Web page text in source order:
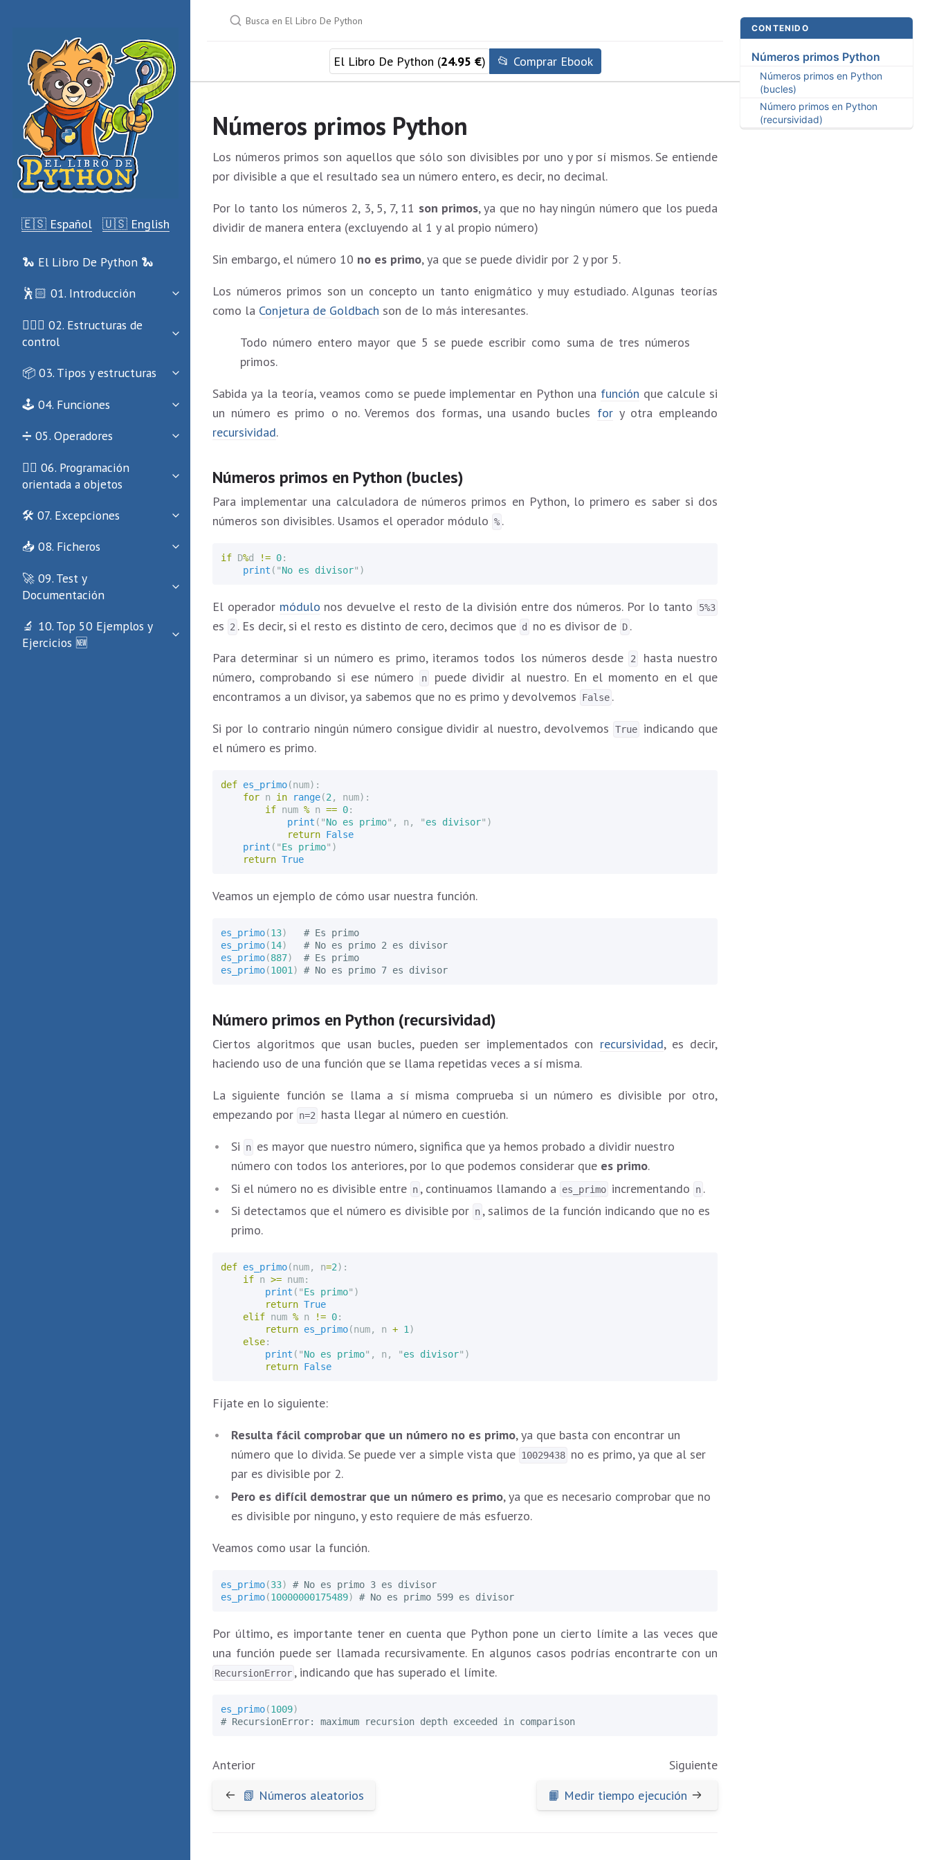
🇪🇸 Español 🇺🇸 English
🐍 El Libro De Python 🐍
🕺🏻 01. Introducción
🏄🏻‍♀️ 02. Estructuras de
control
📦 03. Tipos y estructuras
🕹 04. Funciones
➗ 05. Operadores
🏄‍♂️ 06. Programación
orientada a objetos
🛠 07. Excepciones
📥 08. Ficheros
🚀 09. Test y
Documentación
🔬 10. Top 50 Ejemplos y
Ejercicios 🆕
CONTENIDO
Números primos Python
Números primos en Python
(bucles)
Número primos en Python
(recursividad)
El Libro De Python (24.95 €) 📂 Comprar Ebook
Números primos Python
Los números primos son aquellos que sólo son divisibles por uno y por sí mismos. Se entiende
por divisible a que el resultado sea un número entero, es decir, no decimal.
Por lo tanto los números 2, 3, 5, 7, 11 son primos, ya que no hay ningún número que los pueda
dividir de manera entera (excluyendo al 1 y al propio número)
Sin embargo, el número 10 no es primo, ya que se puede dividir por 2 y por 5.
Los números primos son un concepto un tanto enigmático y muy estudiado. Algunas teorías
como la Conjetura de Goldbach son de lo más interesantes.
Todo número entero mayor que 5 se puede escribir como suma de tres números
primos.
Sabida ya la teoría, veamos como se puede implementar en Python una función que calcule si
un número es primo o no. Veremos dos formas, una usando bucles fory otra empleando
recursividad.
Números primos en Python (bucles)
Para implementar una calculadora de números primos en Python, lo primero es saber si dos
números son divisibles. Usamos el operador módulo % .
if D%d != 0:
print ( "No es divisor" )
El operador módulo nos devuelve el resto de la división entre dos números. Por lo tanto 5%3
es 2 . Es decir, si el resto es distinto de cero, decimos que d no es divisor de D .
Para determinar si un número es primo, iteramos todos los números desde
2
hasta nuestro
número, comprobando si ese número
n
puede dividir al nuestro. En el momento en el que
encontramos a un divisor, ya sabemos que no es primo y devolvemos
False .
Si por lo contrario ningún número consigue dividir al nuestro, devolvemos
True
indicando que
el número es primo.
def es_primo(num):
for n in range(2 , num):
if num % n == 0:
print ( "No es primo" , n , "es divisor" )
return False
print ( "Es primo" )
return True
Veamos un ejemplo de cómo usar nuestra función.
es_primo(13)
es_primo(14)
es_primo(887)
es_primo(1001 )
Número primos en Python (recursividad)
Ciertos algoritmos que usan bucles, pueden ser implementados con recursividad, es decir,
haciendo uso de una función que se llama repetidas veces a sí misma.
La siguiente función se llama a sí misma comprueba si un número es divisible por otro,
empezando por n=2
hasta llegar al número en cuestión.
Si
n es mayor que nuestro número, significa que ya hemos probado a dividir nuestro
número con todos los anteriores, por lo que podemos considerar que es primo.
Si el número no es divisible entre n , continuamos llamando a es_primo incrementando n .
Si detectamos que el número es divisible por n , salimos de la función indicando que no es
primo.
def es_primo(num, n=2):
if n >= num:
print ( "Es primo" )
return True
elif num % n != 0:
return es_primo(num, n + 1 )
else:
print ( "No es primo" , n , "es divisor" )
return False
Fíjate en lo siguiente:
Resulta fácil comprobar que un número no es primo, ya que basta con encontrar un
número que lo divida. Se puede ver a simple vista que 10029438 no es primo, ya que al ser
par es divisible por 2.
Pero es difícil demostrar que un número es primo, ya que es necesario comprobar que no
es divisible por ninguno, y esto requiere de más esfuerzo.
Veamos como usar la función.
es_primo(33)
es_primo(10000000175489)
Por último, es importante tener en cuenta que Python pone un cierto límite a las veces que
una función puede ser llamada recursivamente. En algunos casos podrías encontrarte con un
RecursionError , indicando que has superado el límite.
es_primo(1009)
Anterior
📗 Números aleatorios
Siguiente
📙 Medir tiempo ejecución